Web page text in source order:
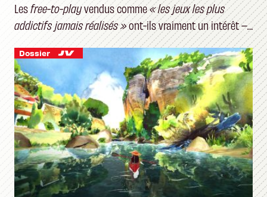
Lesfree-to-playvendus comme« les jeux les plus
addictifs jamais réalisés »ont-ils vraiment un intérêt –
Dossier